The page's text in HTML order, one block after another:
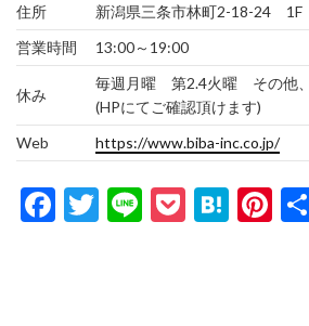
住所
新潟県三条市林町2-18-24 1F
営業時間
13:00～19:00
休み
毎週月曜 第2.4火曜 その他、
(HPにてご確認頂けます)
Web
https://www.biba-inc.co.jp/
Facebook
Twitter
LinePocket